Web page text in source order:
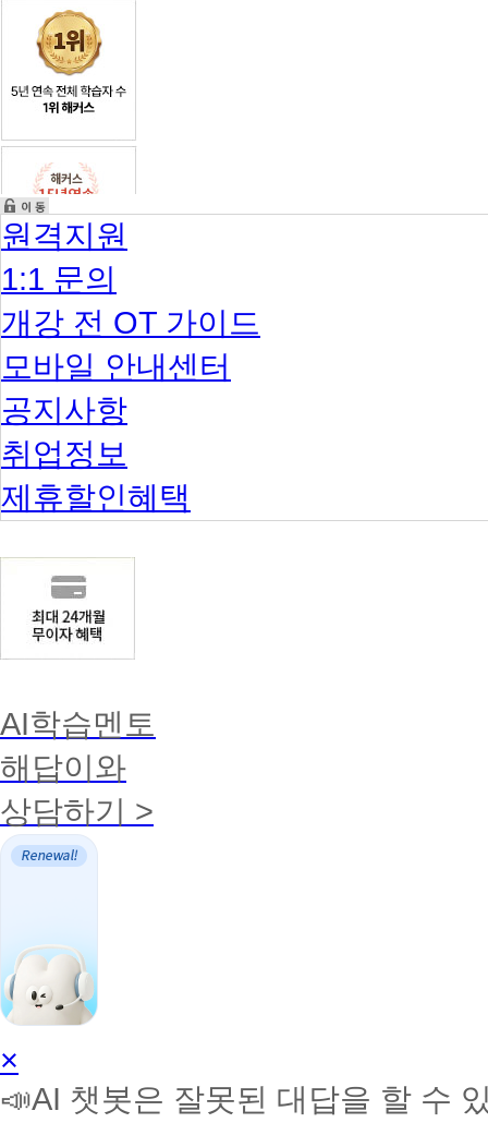
원격지원
1:1 문의
개강 전 OT 가이드
모바일 안내센터
공지사항
취업정보
제휴할인혜택
AI학습멘토
해답이와
상담하기 >
AI
학
습
×
📣AI 챗봇은 잘못된 대답을 할 수